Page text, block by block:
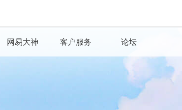
网易大神 客户服务 论坛